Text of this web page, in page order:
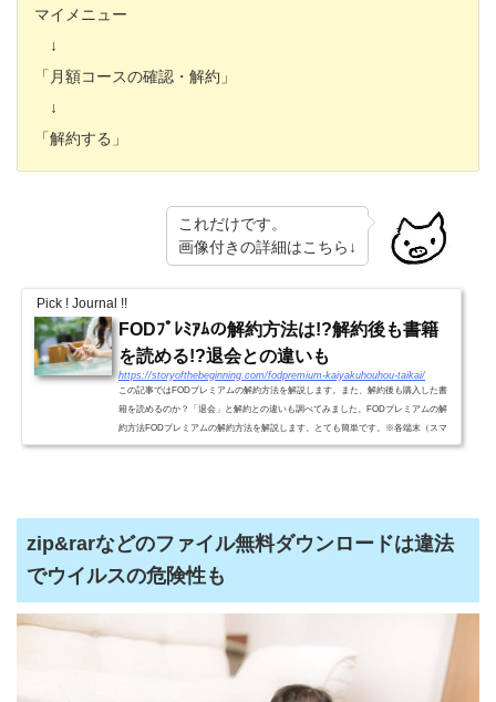
マイメニュー
↓
「月額コースの確認・解約」
↓
「解約する」
これだけです。
画像付きの詳細はこちら↓
Pick ! Journal !!
FODﾌﾟﾚﾐｱﾑの解約方法は!?解約後も書籍
を読める!?退会との違いも
https://storyofthebeginning.com/fodpremium-kaiyakuhouhou-taikai/
この記事ではFODプレミアムの解約方法を解説します。また、解約後も購入した書
籍を読めるのか？「退会」と解約との違いも調べてみました。FODプレミアムの解
約方法FODプレミアムの解約方法を解説します。とても簡単です。※各端末（スマ
ホ、タブレット、パソコン）と...
zip&rarなどのファイル無料ダウンロードは違法
でウイルスの危険性も